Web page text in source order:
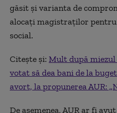
găsit și varianta de
alocați magistraților
social.
Citește și: Mult după
votat să dea bani de la
avort, la propunerea AUR:
De asemenea, AUR ar fi